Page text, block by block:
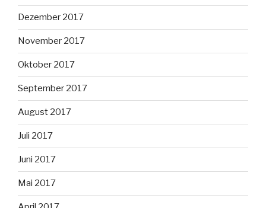
Dezember 2017
November 2017
Oktober 2017
September 2017
August 2017
Juli 2017
Juni 2017
Mai 2017